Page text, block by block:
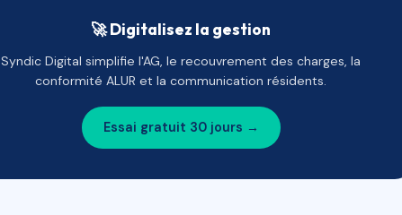
🚀 Digitalisez la gestion
Syndic Digital simplifie l'AG, le recouvrement des charges, la
conformité ALUR et la communication résidents.
Essai gratuit 30 jours →